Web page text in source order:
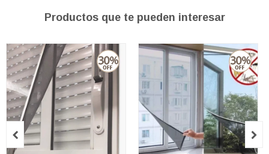
Productos que te pueden interesar
 